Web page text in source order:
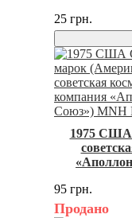
25 грн.
1975 США
95 грн.
Продано